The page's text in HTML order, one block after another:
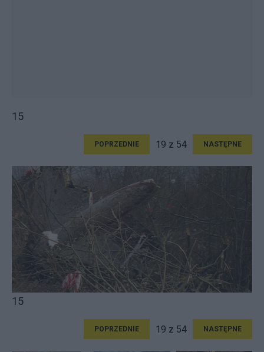
15
POPRZEDNIE 19 z 54 NASTĘPNE
15
POPRZEDNIE 19 z 54 NASTĘPNE